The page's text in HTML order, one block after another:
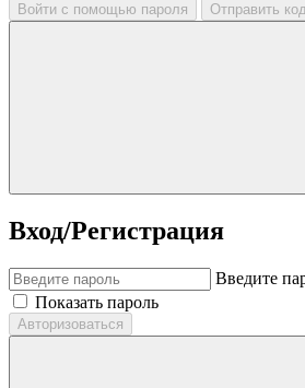
Войти с помощью пароля Отправить
Вход/Регистрация
Введите
Показать пароль
Авторизоваться